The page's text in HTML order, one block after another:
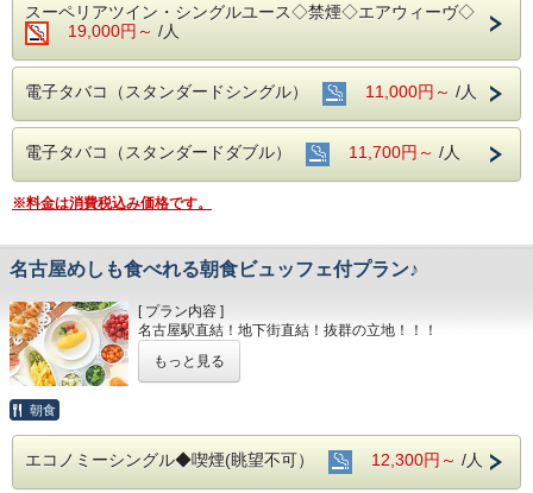
スーペリアツイン・シングルユース◇禁煙◇エアウィーヴ◇
19,000円～ /人
電子タバコ（スタンダードシングル） 11,000円～ /人
電子タバコ（スタンダードダブル） 11,700円～ /人
※料金は消費税込み価格です。
名古屋めしも食べれる朝食ビュッフェ付プラン♪
[ プラン内容 ]
名古屋駅直結！地下街直結！抜群の立地！！！
もちろんお部屋でインターネット接続可能！
電気スタンドの貸し出しもあり
もっと見る
朝食
エコノミーシングル◆喫煙(眺望不可） 12,300円～ /人